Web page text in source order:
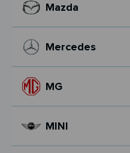
Mazda
Mercedes
MG
MINI